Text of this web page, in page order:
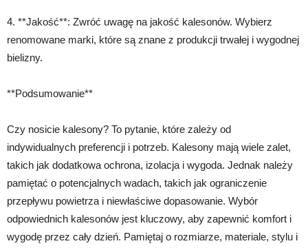
4. **Jakość**: Zwróć uwagę na jakość kalesonów. Wybierz
renomowane marki, które są znane z produkcji trwałej i wygodnej
bielizny.
**Podsumowanie**
Czy nosicie kalesony? To pytanie, które zależy od
indywidualnych preferencji i potrzeb. Kalesony mają wiele zalet,
takich jak dodatkowa ochrona, izolacja i wygoda. Jednak należy
pamiętać o potencjalnych wadach, takich jak ograniczenie
przepływu powietrza i niewłaściwe dopasowanie. Wybór
odpowiednich kalesonów jest kluczowy, aby zapewnić komfort i
wygodę przez cały dzień. Pamiętaj o rozmiarze, materiale, stylu i